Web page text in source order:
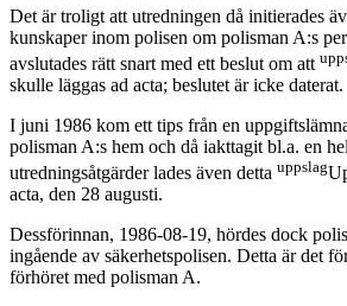
Det är troligt att utredningen då initierades
kunskaper inom polisen om polisman A:s
avslutades rätt snart med ett beslut om att
skulle läggas ad acta; beslutet är icke daterat.
I juni 1986 kom ett tips från en
polisman A:s hem och då iakttagit bl.a. en
utredningsåtgärder lades även detta uppslag
acta, den 28 augusti.
Dessförinnan, 1986-08-19, hördes dock
ingående av säkerhetspolisen. Detta är det
förhöret med polisman A.